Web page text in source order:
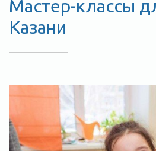
Мастер-классы
Казани